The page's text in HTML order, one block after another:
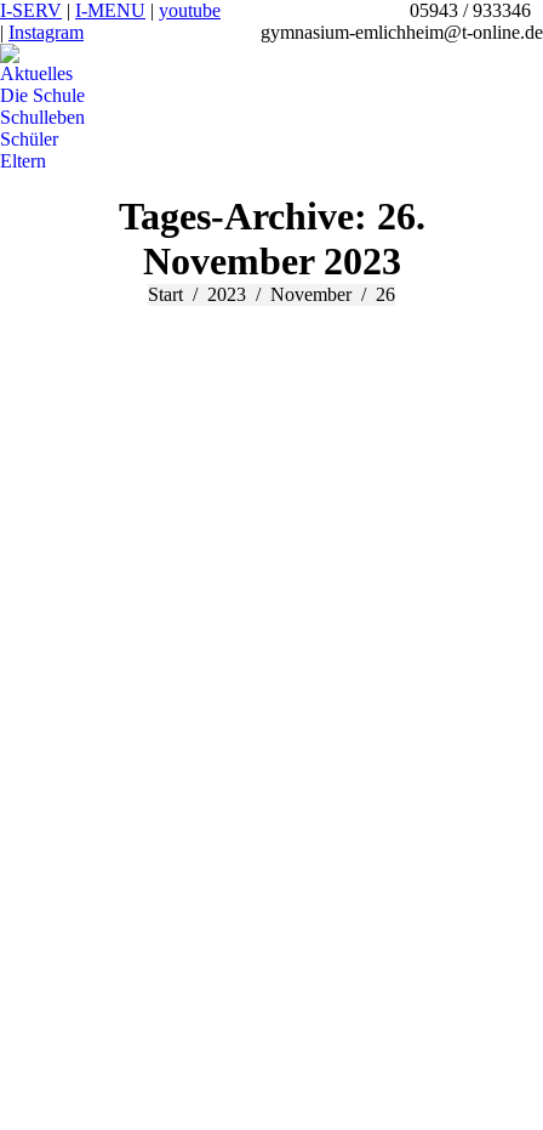
I-SERV | I-MENU | youtube
| Instagram
05943 / 933346
gymnasium-emlichheim@t-online.de
Aktuelles
Die Schule
Schulleben
Schüler
Eltern
Tages-Archive: 26.
November 2023
Sie befinden sich hier:
Start 2023 November 26